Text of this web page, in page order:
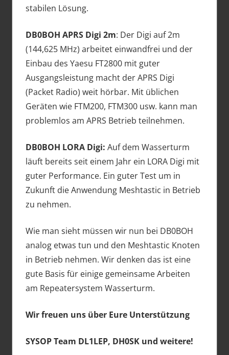
stabilen Lösung.
DB0BOH APRS Digi 2m: Der Digi auf 2m
(144,625 MHz) arbeitet einwandfrei und der
Einbau des Yaesu FT2800 mit guter
Ausgangsleistung macht der APRS Digi
(Packet Radio) weit hörbar. Mit üblichen
Geräten wie FTM200, FTM300 usw. kann man
problemlos am APRS Betrieb teilnehmen.
DB0BOH LORA Digi: Auf dem Wasserturm
läuft bereits seit einem Jahr ein LORA Digi mit
guter Performance. Ein guter Test um in
Zukunft die Anwendung Meshtastic in Betrieb
zu nehmen.
Wie man sieht müssen wir nun bei DB0BOH
analog etwas tun und den Meshtastic Knoten
in Betrieb nehmen. Wir denken das ist eine
gute Basis für einige gemeinsame Arbeiten
am Repeatersystem Wasserturm.
Wir freuen uns über Eure Unterstützung
SYSOP Team DL1LEP, DH0SK und weitere!